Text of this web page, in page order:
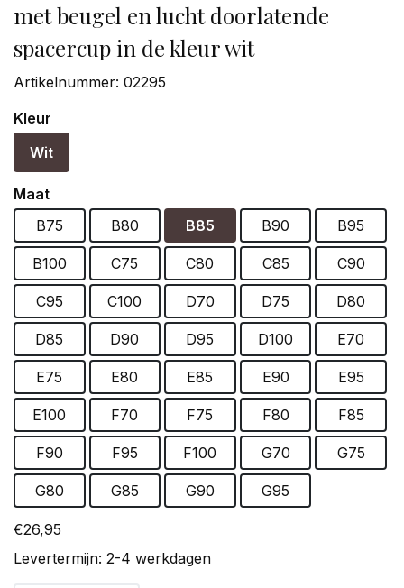
met beugel en lucht doorlatende
spacercup in de kleur wit
Artikelnummer: 02295
Kleur
Wit
Maat
B75
B80 B85 B90 B95
B100 C75 C80 C85 C90
C95 C100 D70 D75 D80
D85 D90 D95 D100 E70
E75 E80 E85 E90 E95
E100 F70 F75 F80 F85
F90 F95 F100 G70 G75
G80 G85 G90 G95
€26,95
Levertermijn: 2-4 werkdagen